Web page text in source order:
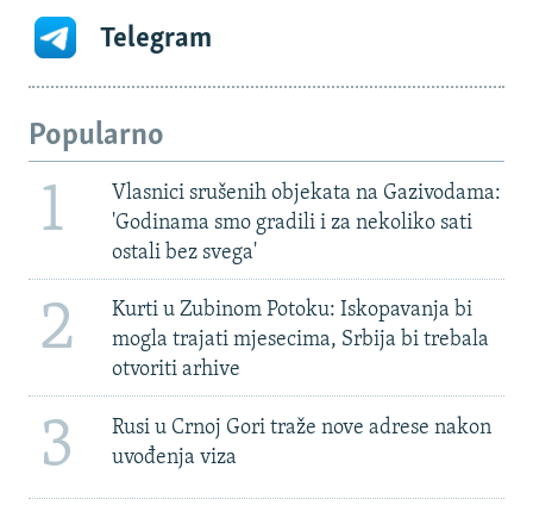
Telegram
Popularno
1
Vlasnici srušenih objekata na Gazivodama:
'Godinama smo gradili i za nekoliko sati
ostali bez svega'
2
Kurti u Zubinom Potoku: Iskopavanja bi
mogla trajati mjesecima, Srbija bi trebala
otvoriti arhive
3
Rusi u Crnoj Gori traže nove adrese nakon
uvođenja viza